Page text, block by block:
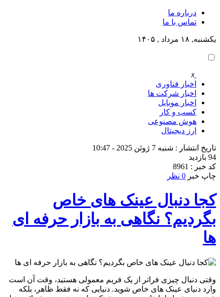
درباره ما
تماس با ما
یکشنبه, ۱۸ مرداد , ۱۴۰۵
x
اخبار فناوری
اخبار شرکت ها
اخبار موبایل
کسب و کار
هوش مصنوعی
ارز دیجیتال
تاریخ انتشار : شنبه 7 ژوئن 2025 - 10:47
94 بازدید
کد خبر : 8961
چاپ خبر 0 نظر
کجا دنبال عینک های خاص
بگردیم؟ نگاهی به بازار حرفه ای
ها
وقتی دنبال چیزی فراتر از یک فریم معمولی هستید، وقت آن است
وارد دنیای عینک های خاص شوید. دنیایی که نه فقط ظاهر، بلکه